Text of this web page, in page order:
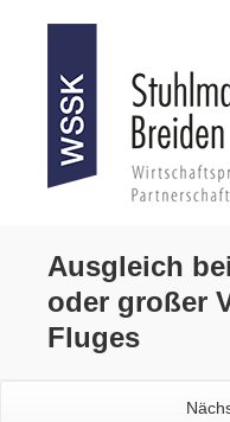
Ausgleich bei
oder großer
Fluges